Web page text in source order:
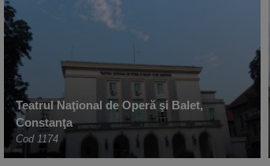
Teatrul Naţional de Operă şi Balet,
Constanţa
Cod 1174